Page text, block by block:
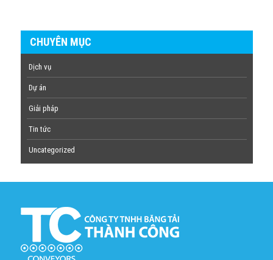
CHUYÊN MỤC
Dịch vụ
Dự án
Giải pháp
Tin tức
Uncategorized